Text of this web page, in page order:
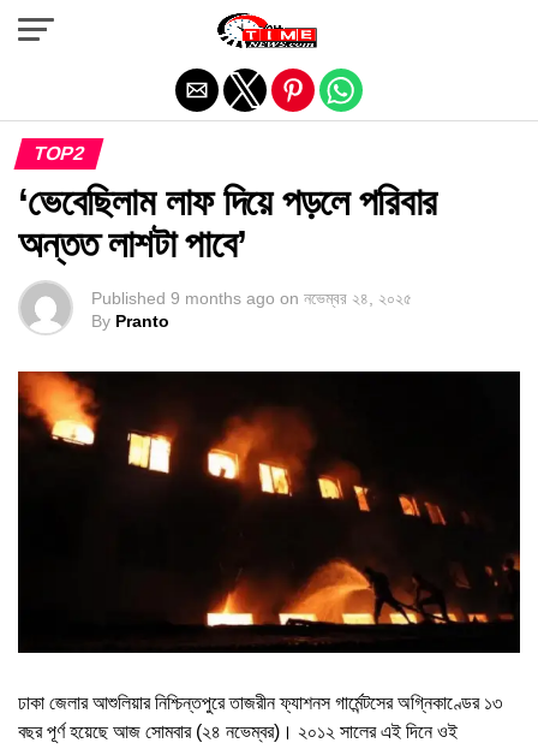
TOP2
‘ভেবেছিলাম লাফ দিয়ে পড়লে পরিবার
অন্তত লাশটা পাবে’
Published 9 months ago on নভেম্বর ২৪, ২০২৫
By Pranto
ঢাকা জেলার আশুলিয়ার নিশ্চিন্তপুরে তাজরীন ফ্যাশনস গার্মেন্টসের অগ্নিকাণ্ডের ১৩
বছর পূর্ণ হয়েছে আজ সোমবার (২৪ নভেম্বর)। ২০১২ সালের এই দিনে ওই
Exit mobile version